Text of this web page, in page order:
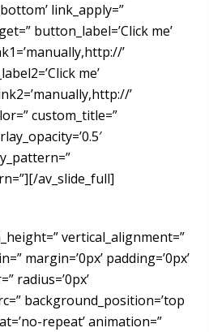
link_apply=”
button_label=’Click me’
’
me’
’
custom_title=”
av_slide_full]
vertical_alignment=”
margin=’0px’ padding=’0px’
radius=’0px’
background_position=’top
repeat’ animation=”